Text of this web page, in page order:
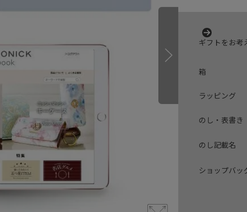
ギフトをお考
箱
ラッピング
のし・表書き
のし記載名
ショップバッ